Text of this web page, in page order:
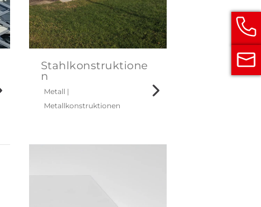
Stahlkonstruktione
n
Metall |
Metallkonstruktionen